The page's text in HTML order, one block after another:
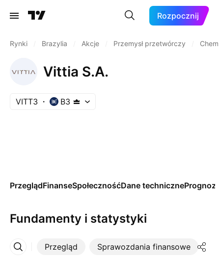
Rozpocznij
Rynki Brazylia Akcje Przemysł przetwórczy
Vittia S.A.
VITT3 B3
PrzeglądFinanseSpołecznośćDane technicznePrognozy
Fundamenty i statystyki
Przegląd Sprawozdania finansowe
Więcej